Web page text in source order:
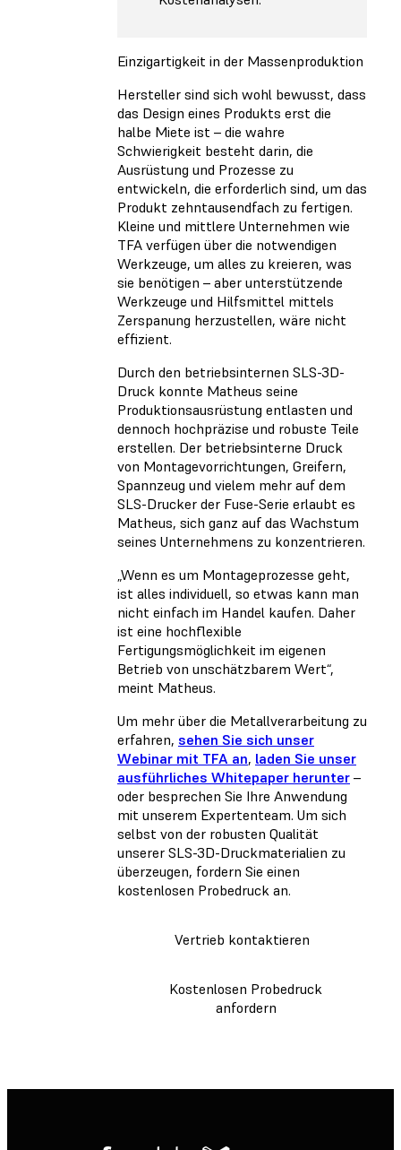
Einzigartigkeit in der Massenproduktion
Hersteller sind sich wohl bewusst, dass
das Design eines Produkts erst die
halbe Miete ist – die wahre
Schwierigkeit besteht darin, die
Ausrüstung und Prozesse zu
entwickeln, die erforderlich sind, um das
Produkt zehntausendfach zu fertigen.
Kleine und mittlere Unternehmen wie
TFA verfügen über die notwendigen
Werkzeuge, um alles zu kreieren, was
sie benötigen – aber unterstützende
Werkzeuge und Hilfsmittel mittels
Zerspanung herzustellen, wäre nicht
effizient.
Durch den betriebsinternen SLS-3D-
Druck konnte Matheus seine
Produktionsausrüstung entlasten und
dennoch hochpräzise und robuste Teile
erstellen. Der betriebsinterne Druck
von Montagevorrichtungen, Greifern,
Spannzeug und vielem mehr auf dem
SLS-Drucker der Fuse-Serie erlaubt es
Matheus, sich ganz auf das Wachstum
seines Unternehmens zu konzentrieren.
„Wenn es um Montageprozesse geht,
ist alles individuell, so etwas kann man
nicht einfach im Handel kaufen. Daher
ist eine hochflexible
Fertigungsmöglichkeit im eigenen
Betrieb von unschätzbarem Wert“,
meint Matheus.
Um mehr über die Metallverarbeitung zu
erfahren, sehen Sie sich unser
Webinar mit TFA an, laden Sie unser
ausführliches Whitepaper herunter –
oder besprechen Sie Ihre Anwendung
mit unserem Expertenteam. Um sich
selbst von der robusten Qualität
unserer SLS-3D-Druckmaterialien zu
überzeugen, fordern Sie einen
kostenlosen Probedruck an.
Vertrieb kontaktieren
Kostenlosen Probedruck
anfordern